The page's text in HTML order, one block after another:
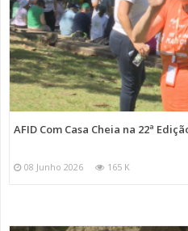
AFID Com Casa Cheia na 22ª
08 Junho 2026 165 K